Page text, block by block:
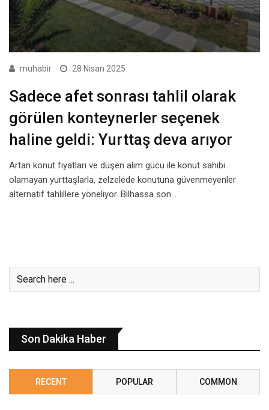
muhabir 28 Nisan 2025
Sadece afet sonrası tahlil olarak
görülen konteynerler seçenek
haline geldi: Yurttaş deva arıyor
Artan konut fiyatları ve düşen alım gücü ile konut sahibi
olamayan yurttaşlarla, zelzelede konutuna güvenmeyenler
alternatif tahlillere yöneliyor. Bilhassa son…
Son Dakika Haber
RECENT POPULAR COMMON